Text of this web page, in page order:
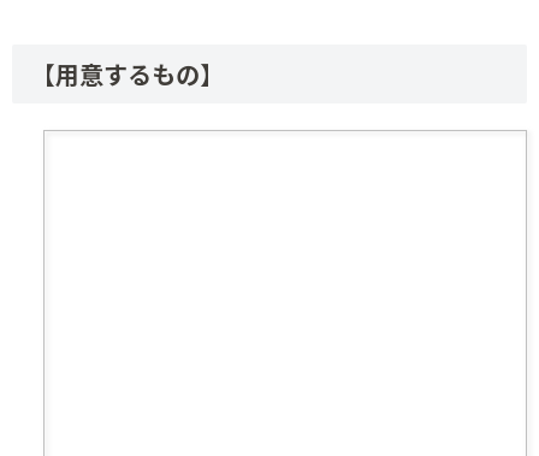
【用意するもの】